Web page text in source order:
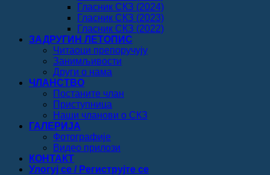
Гласник СКЗ (2024)
Гласник СКЗ (2023)
Гласник СКЗ (2022)
ЗАДРУГИН ЛЕТОПИС
Читаоци препоручују
Занимљивости
Други о нама
ЧЛАНСТВО
Постаните члан
Приступница
Наши чланови о СКЗ
ГАЛЕРИЈА
Фотографије
Видео прилози
КОНТАКТ
Улогуј се / Региструјте се